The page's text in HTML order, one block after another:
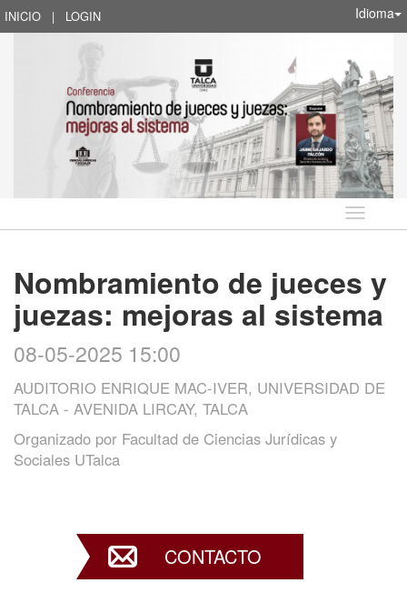
INICIO | LOGIN Idioma
Idioma
Nombramiento de jueces y
juezas: mejoras al sistema
08-05-2025 15:00
AUDITORIO ENRIQUE MAC-IVER, UNIVERSIDAD DE
TALCA - AVENIDA LIRCAY, TALCA
Organizado por Facultad de Ciencias Jurídicas y
Sociales UTalca
CONTACTO